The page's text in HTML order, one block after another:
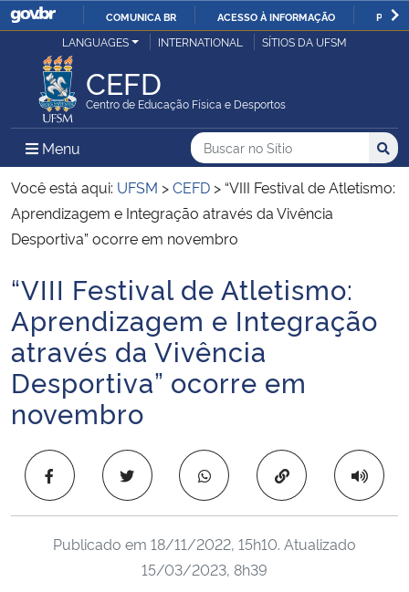
IR
COMUNICA BR ACESSO À INFORMAÇÃO
Ministério da Justiça e Segurança Pública
Ministério da Defesa
Ministério das Relações Exteriores
Ministério da Economia
Ministério da Infraestrutura
Ministério da Agricultura, Pecuária e Abastecimento
Ministério da Educação
Ministério da Cidadania
Ministério da Saúde
Ministério de Minas e Energia
Ministério da Ciência, Tecnologia, Inovações e Comunicações
LANGUAGES INTERNATIONAL SÍTIOS DA UFSM
CEFD
Centro de Educação Física e Desportos
Menu Menu Principal do Sítio
Busca
Buscar no no Sítio
Busca:
Você está aqui: UFSM >CEFD > “VIII Festival de Atletismo:
Aprendizagem e Integração através da Vivência
Desportiva” ocorre em novembro
Início do conteúdo
“VIII Festival de Atletismo:
Aprendizagem e Integração
através da Vivência
Desportiva” ocorre em
novembro
Copiar para área
Publicado em 18/11/2022, 15h10. Atualizado
15/03/2023, 8h39